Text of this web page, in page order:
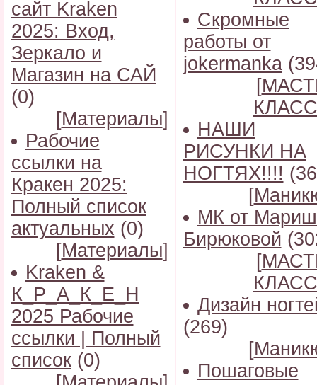
сайт Kraken
2025: Вход,
Зеркало и
Магазин на САЙ
(0)
[Материалы]
Рабочие
ссылки на
Кракен 2025:
Полный список
актуальных (0)
[Материалы]
Kraken &
К_Р_А_К_Е_Н
2025 Рабочие
ссылки | Полный
список (0)
Скромные
работы от
jokermanka
[
НАШИ
РИСУНКИ НА
НОГТЯХ!!!!
[
МК от
Бирюковой
[
Дизайн
(269)
[
Пошаговые